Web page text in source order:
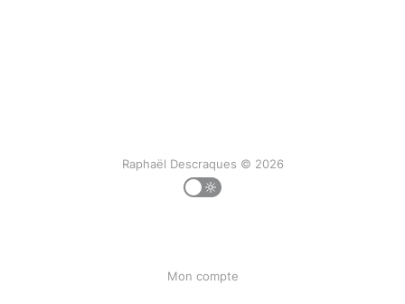
Raphaël Descraques © 2026
Mon compte